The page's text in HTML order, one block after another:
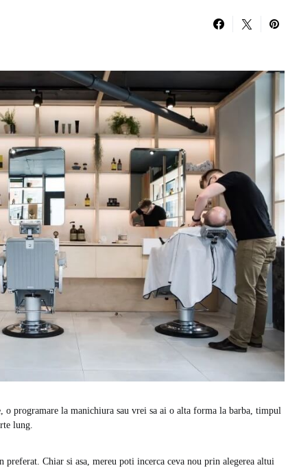
o programare la manichiura sau vrei sa ai o alta forma la barba, timpul
lung.
preferat. Chiar si asa, mereu poti incerca ceva nou prin alegerea altui